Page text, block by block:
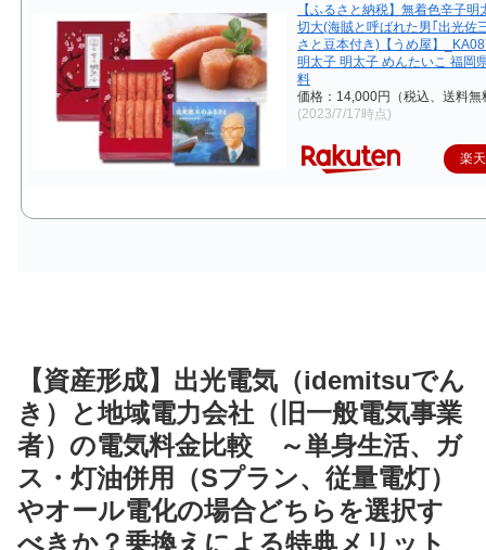
【ふるさと納税】無着色辛子明
切大(海賊と呼ばれた男｢出光佐
さと豆本付き)【うめ屋】
明太子 明太子 めんたいこ 福岡
料
価格：14,000円（税込、送料無
(2023/7/17時点)
楽
【資産形成】出光電気（idemitsuでん
き）と地域電力会社（旧一般電気事業
者）の電気料金比較 ～単身生活、ガ
ス・灯油併用（Sプラン、従量電灯）
やオール電化の場合どちらを選択す
べきか？乗換えによる特典メリット